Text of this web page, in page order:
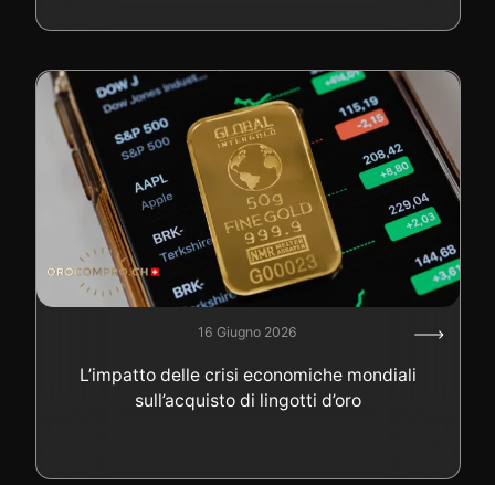
16 Giugno 2026
L’impatto delle crisi economiche mondiali
sull’acquisto di lingotti d’oro